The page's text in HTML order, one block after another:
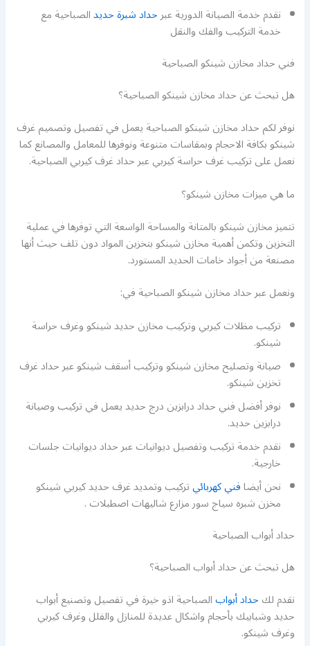
نقدم خدمة الصيانة الدورية عبرحداد شبرة حديدالصباحية مع
خدمة التركيب والفك والنقل
فني حداد مخازن شينكو الصباحية
هل تبحث عن حداد مخازن شينكو الصباحية؟
نوفر لكم حداد مخازن شينكو الصباحية يعمل في تفصيل وتصميم غرف
شينكو بكافة الاحجام وبمقاسات متنوعة ونوفرها للمعامل والمصانع كما
نعمل على تركيب غرف حراسة كيربي عبر حداد غرف كيربي الصباحية.
ما هي ميزات مخازن شينكو؟
تتميز مخازن شينكو بالمتانة والمساحة الواسعة التي توفرها في عملية
التخزين وتكمن أهمية مخازن شينكو بتخزين المواد دون تلف حيث أنها
مصنعة من أجواد خامات الحديد المستورد.
ونعمل عبر حداد مخازن شينكو الصباحية في:
تركيب مظلات كيربي وتركيب مخازن حديد شينكو وغرف حراسة
شينكو.
صيانة وتصليح مخازن شينكو وتركيب أسقف شينكو عبر حداد غرف
تخزين شينكو.
نوفر أفضل فني حداد درابزين درج حديد يعمل في تركيب وصيانة
درابزين حديد.
نقدم خدمة تركيب وتفصيل ديوانيات عبر حداد ديوانيات جلسات
خارجية.
نحن أيضافني كهربائيتركيب وتمديد غرف حديد كيربي شينكو
مخزن شبره سياج سور مزارع شاليهات اصطبلات .
حداد أبواب الصباحية
هل تبحث عن حداد أبواب الصباحية؟
نقدم لكحداد أبوابالصباحية اذو خيرة في تفصيل وتصنيع أبواب
حديد وشبابيك بأحجام واشكال عديدة للمنازل والفلل وغرف كيربي
وغرف شينكو.